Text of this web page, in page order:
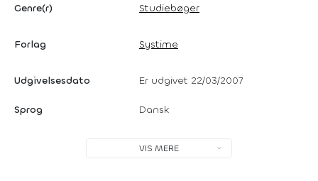
Genre(r) Studiebøger
Forlag Systime
Udgivelsesdato Er udgivet 22/03/2007
Sprog Dansk
VIS MERE